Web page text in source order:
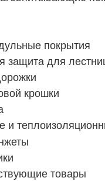
покрытия
защита для
крошки
и
товары